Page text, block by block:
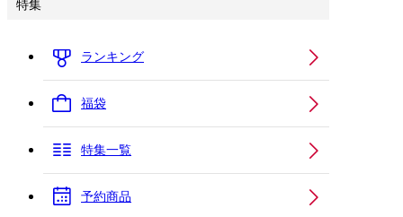
特集
ランキング
福袋
特集一覧
予約商品